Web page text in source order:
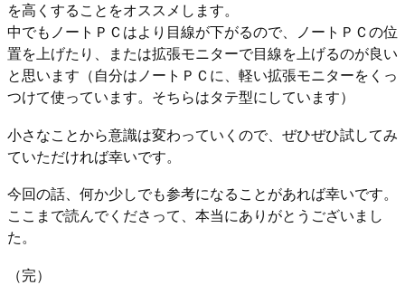
を高くすることをオススメします。
中でもノートＰＣはより目線が下がるので、ノートＰＣの位
置を上げたり、または拡張モニターで目線を上げるのが良い
と思います（自分はノートＰＣに、軽い拡張モニターをくっ
つけて使っています。そちらはタテ型にしています）
小さなことから意識は変わっていくので、ぜひぜひ試してみ
ていただければ幸いです。
今回の話、何か少しでも参考になることがあれば幸いです。
ここまで読んでくださって、本当にありがとうございまし
た。
（完）